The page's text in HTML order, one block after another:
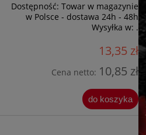
Dostępność: Towar w magazynie
w Polsce - dostawa 24h - 48h
Wysyłka w: .
13,35 zł
Cena netto: 10,85 zł
do koszyka